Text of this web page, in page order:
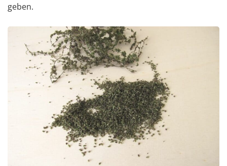
geben.